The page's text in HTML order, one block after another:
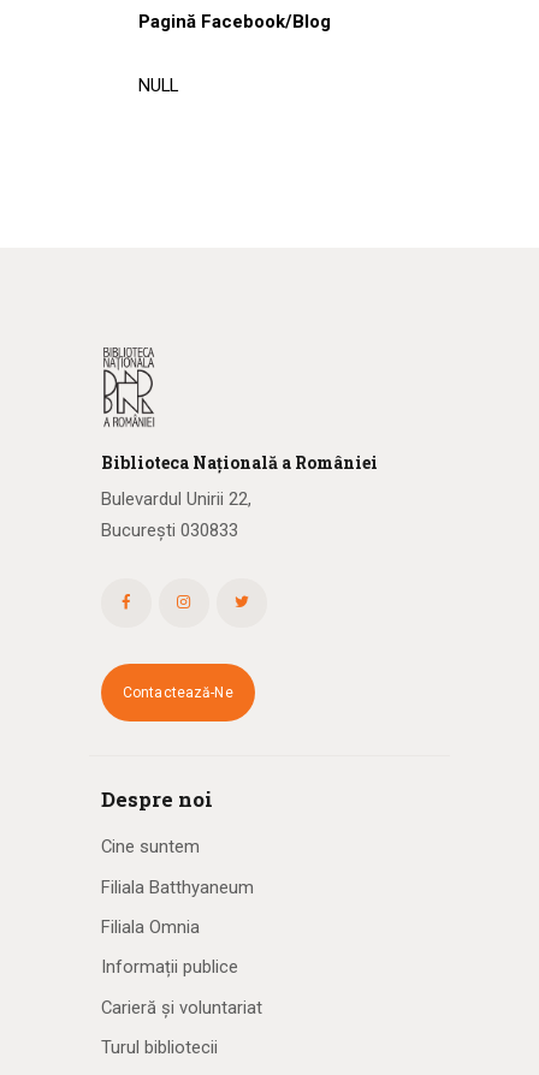
Pagină Facebook/Blog
NULL
Biblioteca Națională a României
Bulevardul Unirii 22,
București 030833
Contactează-Ne
Despre noi
Cine suntem
Filiala Batthyaneum
Filiala Omnia
Informații publice
Carieră și voluntariat
Turul bibliotecii